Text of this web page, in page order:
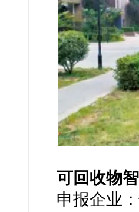
可回收物
申报企业